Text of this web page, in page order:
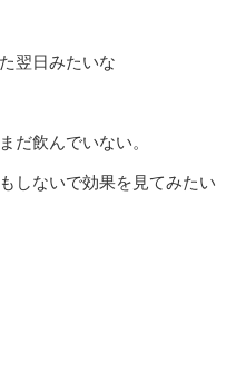
翌日みたいな
だ飲んでいない。
しないで効果を見てみたい